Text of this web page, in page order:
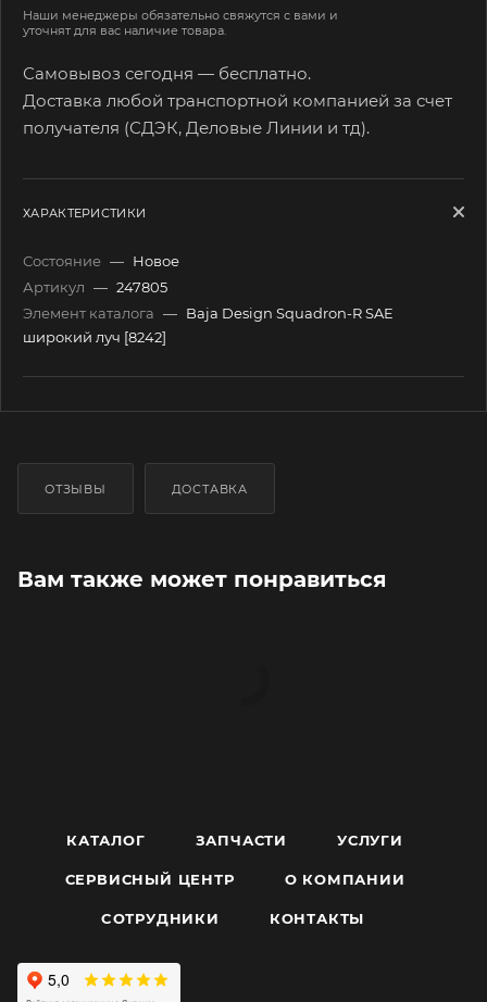
Наши менеджеры обязательно свяжутся с вами и
уточнят для вас наличие товара.
Самовывоз сегодня — бесплатно.
Доставка любой транспортной компанией за счет
получателя (СДЭК, Деловые Линии и тд).
ХАРАКТЕРИСТИКИ
Состояние — Новое
Артикул — 247805
Элемент каталога — Baja Design Squadron-R SAE
широкий луч [8242]
ОТЗЫВЫ ДОСТАВКА
Вам также может понравиться
КАТАЛОГ ЗАПЧАСТИ УСЛУГИ
СЕРВИСНЫЙ ЦЕНТР О КОМПАНИИ
CОТРУДНИКИ КОНТАКТЫ